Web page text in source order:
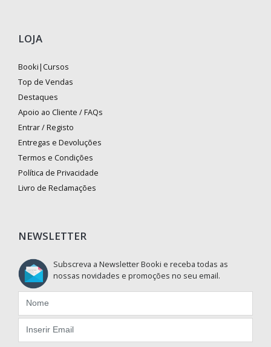
LOJA
Booki|Cursos
Top de Vendas
Destaques
Apoio ao Cliente / FAQs
Entrar / Registo
Entregas e Devoluções
Termos e Condições
Política de Privacidade
Livro de Reclamações
NEWSLETTER
Subscreva a Newsletter Booki e receba todas as
nossas novidades e promoções no seu email.